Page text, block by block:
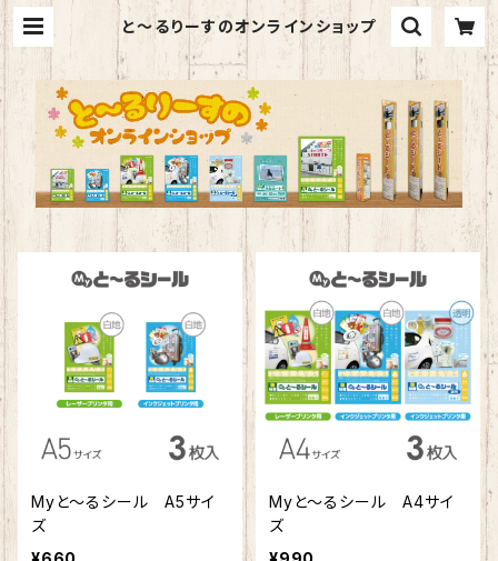
と～るりーすのオンラインショップ
Myと～るシール A5サイ
ズ
Myと～るシール A4サイ
ズ